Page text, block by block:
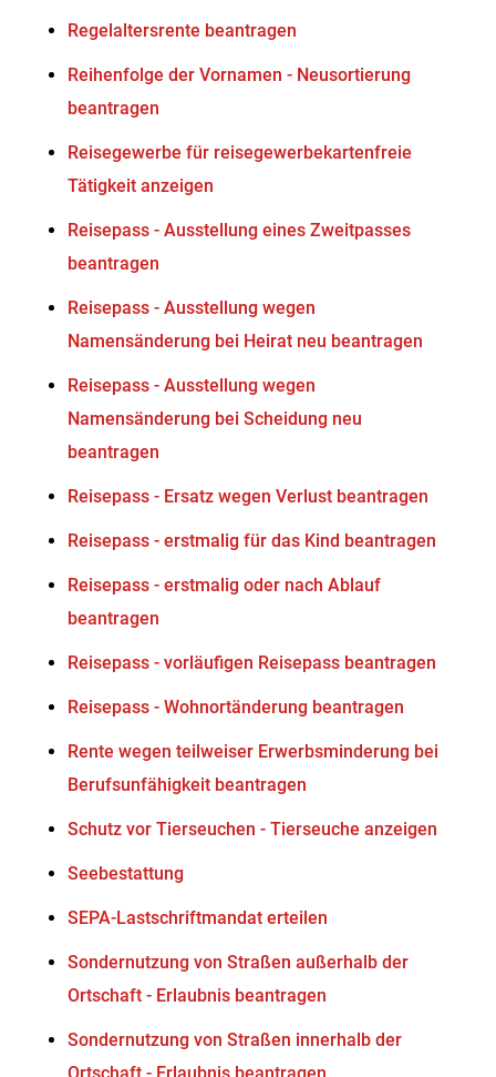
Regelaltersrente beantragen
Reihenfolge der Vornamen - Neusortierung
beantragen
Reisegewerbe für reisegewerbekartenfreie
Tätigkeit anzeigen
Reisepass - Ausstellung eines Zweitpasses
beantragen
Reisepass - Ausstellung wegen
Namensänderung bei Heirat neu beantragen
Reisepass - Ausstellung wegen
Namensänderung bei Scheidung neu
beantragen
Reisepass - Ersatz wegen Verlust beantragen
Reisepass - erstmalig für das Kind beantragen
Reisepass - erstmalig oder nach Ablauf
beantragen
Reisepass - vorläufigen Reisepass beantragen
Reisepass - Wohnortänderung beantragen
Rente wegen teilweiser Erwerbsminderung bei
Berufsunfähigkeit beantragen
Schutz vor Tierseuchen - Tierseuche anzeigen
Seebestattung
SEPA-Lastschriftmandat erteilen
Sondernutzung von Straßen außerhalb der
Ortschaft - Erlaubnis beantragen
Sondernutzung von Straßen innerhalb der